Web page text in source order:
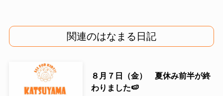
関連のはなまる日記
８月７日（金） 夏休み前半が終
わりました🍉